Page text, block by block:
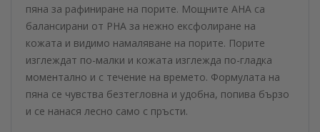
пяна за рафиниране на порите. Мощните AHA са
балансирани от PHA за нежно ексфолиране на
кожата и видимо намаляване на порите. Порите
изглеждат по-малки и кожата изглежда по-гладка
моментално и с течение на времето. Формулата на
пяна се чувства безтегловна и удобна, попива бързо
и се нанася лесно само с пръсти.